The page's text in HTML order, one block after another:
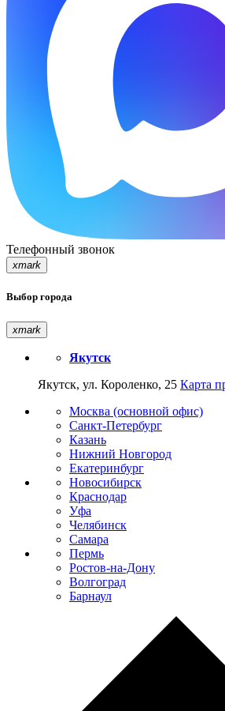
Телефонный звонок
xmark
Выбор города
xmark
Якутск
Якутск, ул. Короленко, 25 Карта
Москва (основной офис)
Санкт-Петербург
Казань
Нижний Новгород
Екатеринбург
Новосибирск
Краснодар
Уфа
Челябинск
Самара
Пермь
Ростов-на-Дону
Волгоград
Барнаул